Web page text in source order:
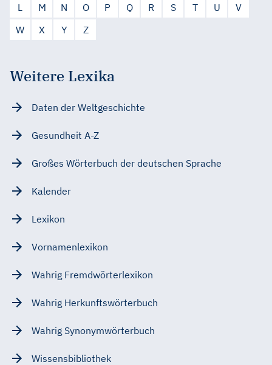
L
M N O P Q R S T U
V
W
X Y Z
Weitere Lexika
Daten der Weltgeschichte
Gesundheit A-Z
Großes Wörterbuch der deutschen Sprache
Kalender
Lexikon
Vornamenlexikon
Wahrig Fremdwörterlexikon
Wahrig Herkunftswörterbuch
Wahrig Synonymwörterbuch
Wissensbibliothek